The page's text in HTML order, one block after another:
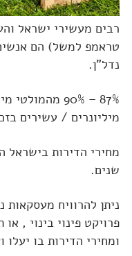
רבים מעשירי ישראל
טראמפ למשל) הם
נדל"ן.
87% – 90%
מיליונרים / עשירים
שנים.
ניתן להרוויח
פרויקט פינוי בינוי ,
ומחירי הדירות בו יעלו